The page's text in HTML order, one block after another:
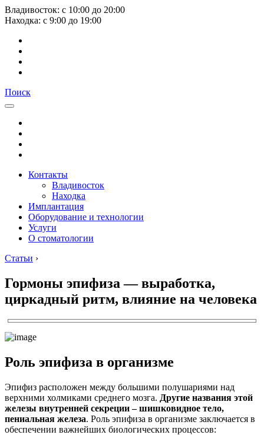
Владивосток: с 10:00 до 20:00
Находка: с 9:00 до 19:00
Поиск
Контакты
Владивосток
Находка
Имплантация
Оборудование и технологии
Услуги
О стоматологии
Статьи ›
Гормоны эпифиза — выработка,
циркадный ритм, влияние на человека
Роль эпифиза в организме
Эпифиз расположен между большими полушариями над
верхними холмиками среднего мозга. Другие названия этой
железы внутренней секреции – шишковидное тело,
пениальная железа. Роль эпифиза в организме заключается в
обеспечении важнейших биологических процессов: